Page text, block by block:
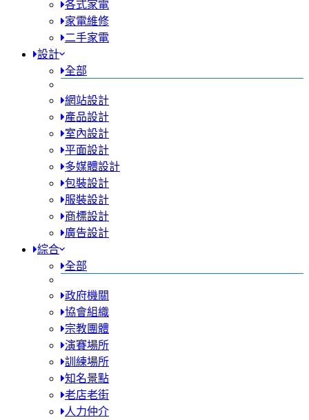
各式家電
家電維修
二手家電
設計
全部
網站設計
產品設計
室內設計
平面設計
多媒體設計
包裝設計
服裝設計
商標設計
廣告設計
綜合
全部
政府機關
協會組織
宗教團體
演賽場所
訓練場所
知名景點
老店老街
人力仲介